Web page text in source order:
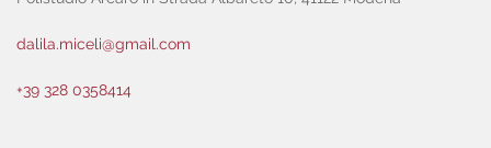
dalila.miceli@gmail.com
+39 328 0358414